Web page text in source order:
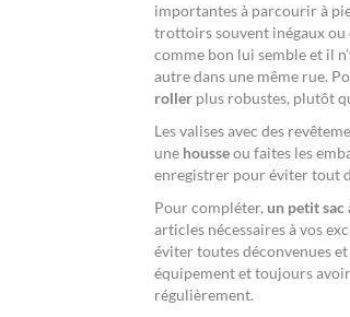
importantes à parcourir à
trottoirs souvent inégaux
comme bon lui semble et il
autre dans une même rue.
roller plus robustes, plutôt
Les valises avec des
une housseou faites les
enregistrer pour éviter tout
Pour compléter, un petit sac
articles nécessaires à vos
éviter toutes déconvenues
équipement et toujours
régulièrement.